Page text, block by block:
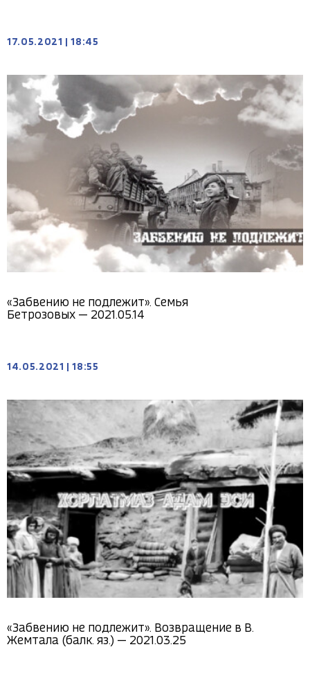
17.05.2021 18:45
«Забвению не подлежит». Семья
Бетрозовых — 2021.05.14
14.05.2021 18:55
«Забвению не подлежит». Возвращение в В.
Жемтала (балк. яз.) — 2021.03.25